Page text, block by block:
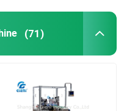
(71)